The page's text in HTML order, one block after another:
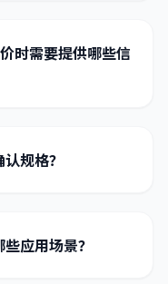
时需要提供哪些信
规格？
应用场景？